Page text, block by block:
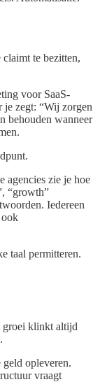
te bezitten,
voor SaaS-
je zegt: “Wij zorgen
behouden wanneer
agencies zie je hoe
“growth”
Iedereen
taal permitteren.
groei klinkt altijd
opleveren.
vraagt